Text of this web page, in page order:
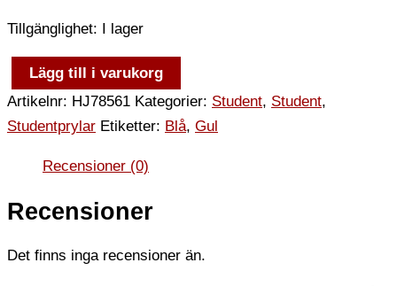
Tillgänglighet: I lager
Lägg till i varukorg
Artikelnr: HJ78561 Kategorier: Student, Student,
Studentprylar Etiketter: Blå, Gul
Recensioner (0)
Recensioner
Det finns inga recensioner än.